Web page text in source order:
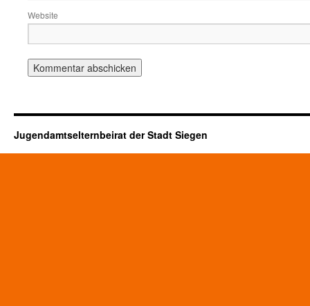
Website
Jugendamtselternbeirat der Stadt Siegen